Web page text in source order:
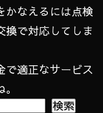
かなえるには点検
換で対応してしま
で適正なサービス
検索